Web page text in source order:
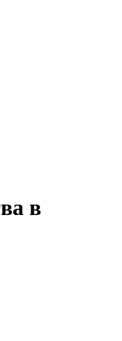
в